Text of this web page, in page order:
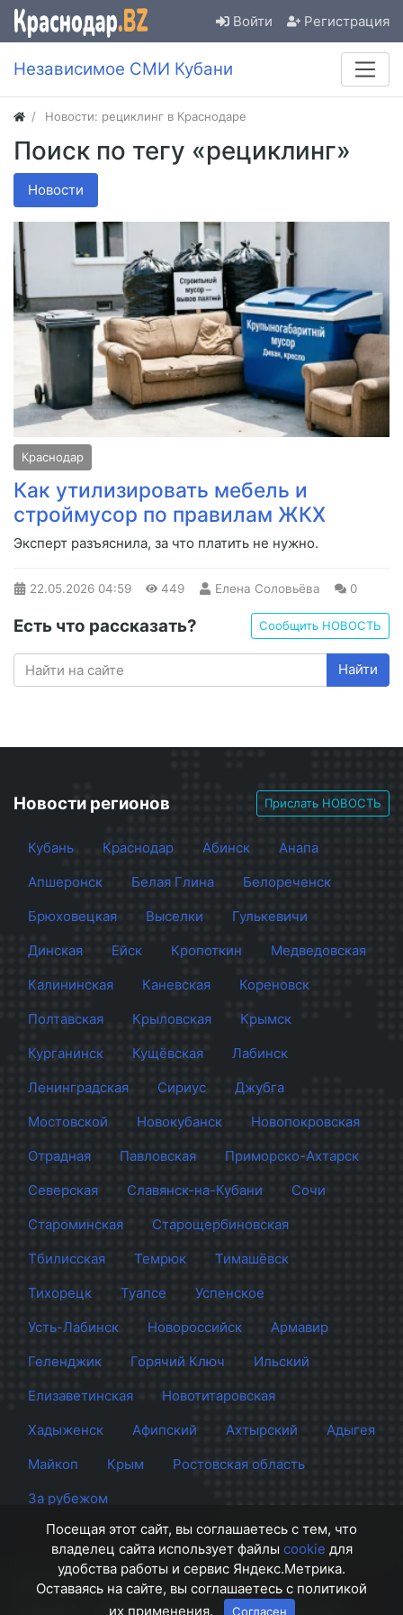
Войти Регистрация
Независимое СМИ Кубани
Новости: рециклинг в Краснодаре
Поиск по тегу «рециклинг»
Новости
Краснодар
Как утилизировать мебель и
строймусор по правилам ЖКХ
Эксперт разъяснила, за что платить не нужно.
22.05.2026 04:59 449 Елена Соловьёва 0
Есть что рассказать? Сообщить НОВОСТЬ
Найти
Новости регионов Прислать НОВОСТЬ
Кубань Краснодар Абинск
Анапа
Апшеронск
Белая Глина
Белореченск
Брюховецкая
Выселки
Гулькевичи
Динская
Ейск Кропоткин
Медведовская
Калининская
Каневская
Кореновск
Полтавская
Крыловская
Крымск
Курганинск
Кущёвская
Лабинск
Ленинградская
Сириус
Джубга
Мостовской
Новокубанск
Новопокровская
Отрадная
Павловская
Приморско-Ахтарск
Северская
Славянск-на-Кубани
Сочи
Староминская
Старощербиновская
Тбилисская
Темрюк
Тимашёвск
Тихорецк
Туапсе
Успенское
Усть-Лабинск
Новороссийск
Армавир
Геленджик
Горячий Ключ
Ильский
Елизаветинская
Новотитаровская
Хадыженск
Афипский Ахтырский
Адыгея
Майкоп
Крым
Ростовская область
За рубежом
Сайт Краснодара
© 2012 - 2026 СМИ Кубани
Посещая этот сайт, вы соглашаетесь с тем, что
владелец сайта использует файлы cookie для
удобства работы и сервис Яндекс.Метрика.
Оставаясь на сайте, вы соглашаетесь с политикой
их применения.
Согласен